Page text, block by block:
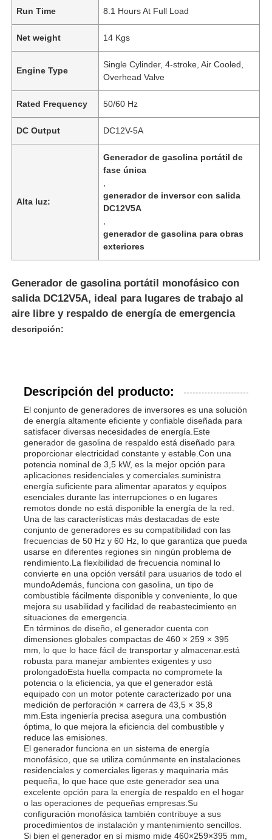
Inicio
Productos
Videos
Sobre nosotros
Visita a la fábrica
Control de Calidad
Contacto
noticias
Todos los casos
Solicitar una cotización
Run Time 8.1 Hours At Full Load
Net weight 14 Kgs
Engine Type
Single Cylinder, 4-stroke, Air Cooled,
Overhead Valve
Rated Frequency 50/60 Hz
DC Output DC12V-5A
Alta luz:
Generador de gasolina portátil de
fase única
generador de inversor con salida
DC12V5A
generador de gasolina para obras
exteriores
Generador de gasolina portátil monofásico con
salida DC12V5A, ideal para lugares de trabajo al
aire libre y respaldo de energía de emergencia
descripción:
Descripción del producto:
El conjunto de generadores de inversores es una solución
de energía altamente eficiente y confiable diseñada para
satisfacer diversas necesidades de energía.Este
generador de gasolina de respaldo está diseñado para
proporcionar electricidad constante y estable.Con una
potencia nominal de 3,5 kW, es la mejor opción para
aplicaciones residenciales y comerciales.suministra
energía suficiente para alimentar aparatos y equipos
esenciales durante las interrupciones o en lugares
remotos donde no está disponible la energía de la red.
Una de las características más destacadas de este
conjunto de generadores es su compatibilidad con las
frecuencias de 50 Hz y 60 Hz, lo que garantiza que pueda
usarse en diferentes regiones sin ningún problema de
rendimiento.La flexibilidad de frecuencia nominal lo
convierte en una opción versátil para usuarios de todo el
mundoAdemás, funciona con gasolina, un tipo de
combustible fácilmente disponible y conveniente, lo que
mejora su usabilidad y facilidad de reabastecimiento en
situaciones de emergencia.
En términos de diseño, el generador cuenta con
dimensiones globales compactas de 460 × 259 × 395
mm, lo que lo hace fácil de transportar y almacenar.está
robusta para manejar ambientes exigentes y uso
prolongadoEsta huella compacta no compromete la
potencia o la eficiencia, ya que el generador está
equipado con un motor potente caracterizado por una
medición de perforación × carrera de 43,5 × 35,8
mm.Esta ingeniería precisa asegura una combustión
óptima, lo que mejora la eficiencia del combustible y
reduce las emisiones.
El generador funciona en un sistema de energía
monofásico, que se utiliza comúnmente en instalaciones
residenciales y comerciales ligeras.y maquinaria más
pequeña, lo que hace que este generador sea una
excelente opción para la energía de respaldo en el hogar
o las operaciones de pequeñas empresas.Su
configuración monofásica también contribuye a sus
procedimientos de instalación y mantenimiento sencillos.
Si bien el generador en sí mismo mide 460×259×395 mm,